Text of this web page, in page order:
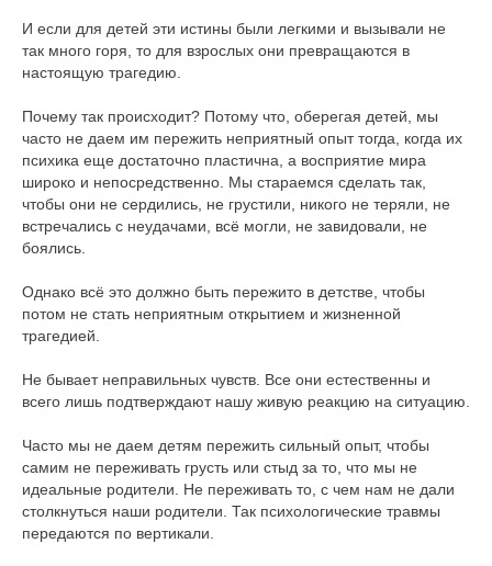
И если для детей эти истины были легкими и вызывали не
так много горя, то для взрослых они превращаются в
настоящую трагедию.
Почему так происходит? Потому что, оберегая детей, мы
часто не даем им пережить неприятный опыт тогда, когда их
психика еще достаточно пластична, а восприятие мира
широко и непосредственно. Мы стараемся сделать так,
чтобы они не сердились, не грустили, никого не теряли, не
встречались с неудачами, всё могли, не завидовали, не
боялись.
Однако всё это должно быть пережито в детстве, чтобы
потом не стать неприятным открытием и жизненной
трагедией.
Не бывает неправильных чувств. Все они естественны и
всего лишь подтверждают нашу живую реакцию на ситуацию.
Часто мы не даем детям пережить сильный опыт, чтобы
самим не переживать грусть или стыд за то, что мы не
идеальные родители. Не переживать то, с чем нам не дали
столкнуться наши родители. Так психологические травмы
передаются по вертикали.